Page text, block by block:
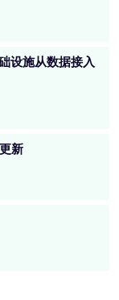
设施从数据接入
新